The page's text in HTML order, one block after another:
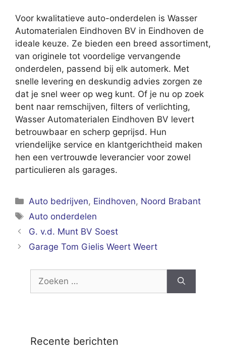
Voor kwalitatieve auto-onderdelen is Wasser
Automaterialen Eindhoven BV in Eindhoven de
ideale keuze. Ze bieden een breed assortiment,
van originele tot voordelige vervangende
onderdelen, passend bij elk automerk. Met
snelle levering en deskundig advies zorgen ze
dat je snel weer op weg kunt. Of je nu op zoek
bent naar remschijven, filters of verlichting,
Wasser Automaterialen Eindhoven BV levert
betrouwbaar en scherp geprijsd. Hun
vriendelijke service en klantgerichtheid maken
hen een vertrouwde leverancier voor zowel
particulieren als garages.
Categorieën
Auto bedrijven, Eindhoven, Noord Brabant
Tags
Auto onderdelen
G. v.d. Munt BV Soest
Garage Tom Gielis Weert Weert
Zoek
Recente berichten